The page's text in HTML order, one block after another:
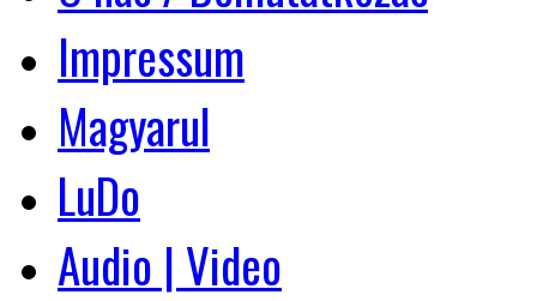
Impressum
Magyarul
LuDo
Audio | Video